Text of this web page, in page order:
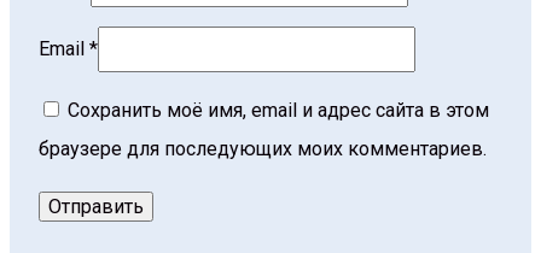
Email *
Сохранить моё имя, email и адрес сайта в этом
браузере для последующих моих комментариев.